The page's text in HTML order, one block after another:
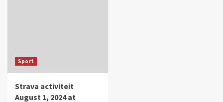
Sport
Strava activiteit
August 1, 2024 at